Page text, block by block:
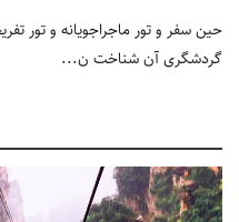
حین سفر و تور ماجراجویانه و تور
گردشگری آن شناخت ن...